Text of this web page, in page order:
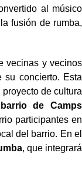
al músico
fusión de rumba,
vecinas y vecinos
concierto. Esta
de cultura
de Camps
participantes en
del barrio. En el
, que integrará